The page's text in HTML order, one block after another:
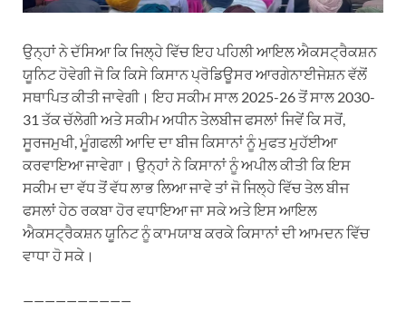
ਉਨ੍ਹਾਂ ਨੇ ਦੱਸਿਆ ਕਿ ਜਿਲ੍ਹੇ ਵਿੱਚ ਇਹ ਪਹਿਲੀ ਆਇਲ ਐਕਸਟ੍ਰੈਕਸ਼ਨ
ਯੂਨਿਟ ਹੋਵੇਗੀ ਜੋ ਕਿ ਕਿਸੇ ਕਿਸਾਨ ਪ੍ਰੋਡਿਊਸਰ ਆਰਗੇਨਾਈਜੇਸ਼ਨ ਵੱਲੋਂ
ਸਥਾਪਿਤ ਕੀਤੀ ਜਾਵੇਗੀ। ਇਹ ਸਕੀਮ ਸਾਲ 2025-26 ਤੋਂ ਸਾਲ 2030-
31 ਤੱਕ ਚੱਲੇਗੀ ਅਤੇ ਸਕੀਮ ਅਧੀਨ ਤੇਲਬੀਜ ਫਸਲਾਂ ਜਿਵੇਂ ਕਿ ਸਰੋਂ,
ਸੂਰਜਮੁਖੀ, ਮੂੰਗਫਲੀ ਆਦਿ ਦਾ ਬੀਜ ਕਿਸਾਨਾਂ ਨੂੰ ਮੁਫਤ ਮੁਹੱਈਆ
ਕਰਵਾਇਆ ਜਾਵੇਗਾ। ਉਨ੍ਹਾਂ ਨੇ ਕਿਸਾਨਾਂ ਨੂੰ ਅਪੀਲ ਕੀਤੀ ਕਿ ਇਸ
ਸਕੀਮ ਦਾ ਵੱਧ ਤੋਂ ਵੱਧ ਲਾਭ ਲਿਆ ਜਾਵੇ ਤਾਂ ਜੋ ਜਿਲ੍ਹੇ ਵਿੱਚ ਤੇਲ ਬੀਜ
ਫਸਲਾਂ ਹੇਠ ਰਕਬਾ ਹੋਰ ਵਧਾਇਆ ਜਾ ਸਕੇ ਅਤੇ ਇਸ ਆਇਲ
ਐਕਸਟ੍ਰੈਕਸ਼ਨ ਯੂਨਿਟ ਨੂੰ ਕਾਮਯਾਬ ਕਰਕੇ ਕਿਸਾਨਾਂ ਦੀ ਆਮਦਨ ਵਿੱਚ
ਵਾਧਾ ਹੋ ਸਕੇ।
——————————